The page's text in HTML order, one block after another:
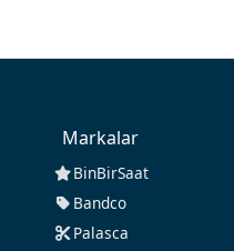
Markalar
BinBirSaat
Bandco
Palasca